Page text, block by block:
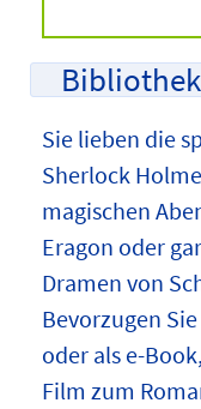
Sie lieben die
Sherlock
magischen
Eragon oder
Dramen von
Bevorzugen
oder als e-
Film zum